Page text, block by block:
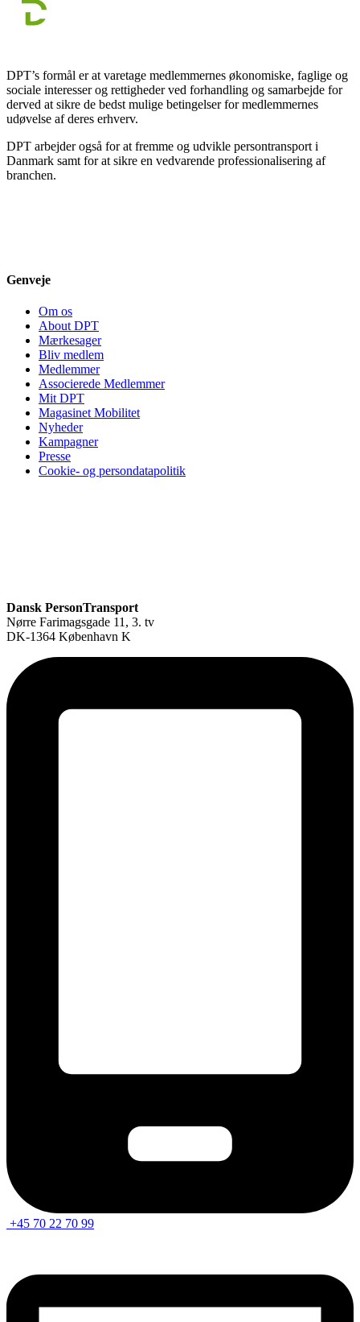
DPT’s formål er at varetage medlemmernes økonomiske, faglige og
sociale interesser og rettigheder ved forhandling og samarbejde for
derved at sikre de bedst mulige betingelser for medlemmernes
udøvelse af deres erhverv.
DPT arbejder også for at fremme og udvikle persontransport i
Danmark samt for at sikre en vedvarende professionalisering af
branchen.
Genveje
Om os
About DPT
Mærkesager
Bliv medlem
Medlemmer
Associerede Medlemmer
Mit DPT
Magasinet Mobilitet
Nyheder
Kampagner
Presse
Cookie- og persondatapolitik
Dansk PersonTransport
Nørre Farimagsgade 11, 3. tv
DK-1364 København K
+45 70 22 70 99